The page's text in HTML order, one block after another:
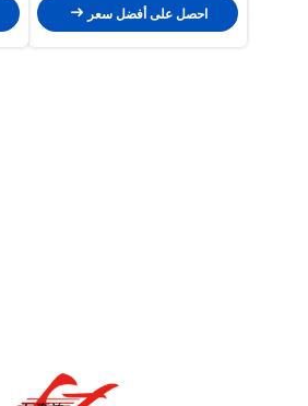
آلة 125 طن
احصل على أفضل سعر